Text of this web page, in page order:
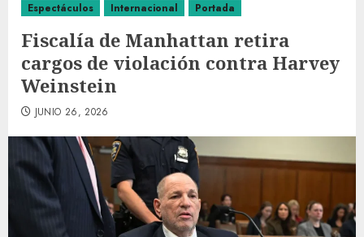
Espectáculos Internacional Portada
Fiscalía de Manhattan retira
cargos de violación contra Harvey
Weinstein
JUNIO 26, 2026